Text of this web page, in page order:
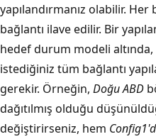
yapılandırmanız olabilir.
bağlantı ilave edilir. Bir
hedef durum modeli
istediğiniz tüm bağlantı
gerekir. Örneğin, Doğu ABD
dağıtılmış olduğu
değiştirirseniz, hem